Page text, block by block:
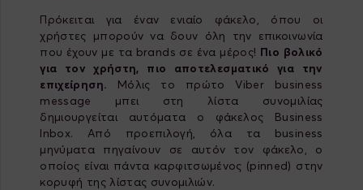
Πρόκειται για έναν ενιαίο φάκελο, όπου οι
χρήστες μπορούν να δουν όλη την επικοινωνία
που έχουν με τα brands σε ένα μέρος! Πιο βολικό
για τον χρήστη, πιο αποτελεσματικό για την
επιχείρηση. Μόλις το πρώτο Viber business
message μπει στη λίστα συνομιλίας
δημιουργείται αυτόματα ο φάκελος Business
Inbox. Από προεπιλογή, όλα τα business
μηνύματα πηγαίνουν σε αυτόν τον φάκελο, ο
οποίος είναι πάντα καρφιτσωμένος (pinned) στην
κορυφή της λίστας συνομιλιών.